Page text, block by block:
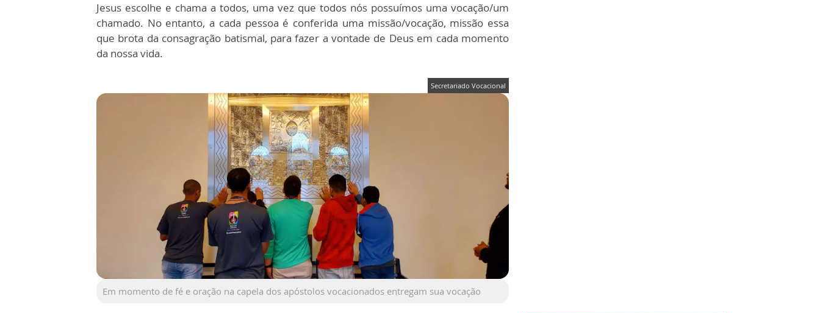
Jesus escolhe e chama a todos, uma vez que todos nós possuímos uma vocação/um
chamado. No entanto, a cada pessoa é conferida uma missão/vocação, missão essa
que brota da consagração batismal, para fazer a vontade de Deus em cada momento
da nossa vida.
Secretariado Vocacional
Em momento de fé e oração na capela dos apóstolos vocacionados entregam sua vocação